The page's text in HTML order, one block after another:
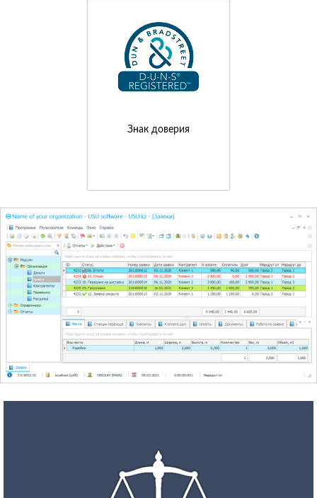
Знак доверия